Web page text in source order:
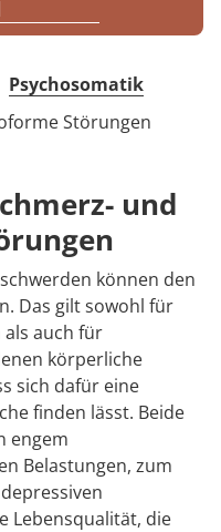
Psychosomatik
Störungen
und
können den
Das gilt sowohl für
auch für
körperliche
sich dafür eine
finden lässt. Beide
engem
Belastungen, zum
Lebensqualität, die